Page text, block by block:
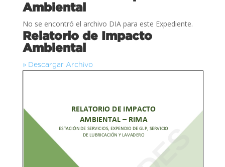
Ambiental
No se encontró el archivo DIA para este Expediente.
Relatorio de Impacto
Ambiental
» Descargar Archivo